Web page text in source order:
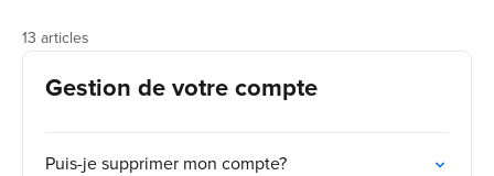
13 articles
Gestion de votre compte
Puis-je supprimer mon compte?